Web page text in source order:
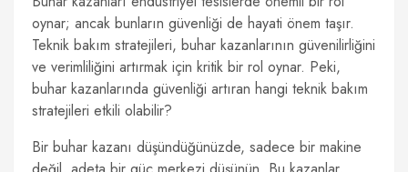
oynar; ancak bunların güvenliği de hayati önem taşır.
Teknik bakım stratejileri, buhar kazanlarının güvenilirliğini
ve verimliliğini artırmak için kritik bir rol oynar. Peki,
buhar kazanlarında güvenliği artıran hangi teknik bakım
stratejileri etkili olabilir?
Bir buhar kazanı düşündüğünüzde, sadece bir makine